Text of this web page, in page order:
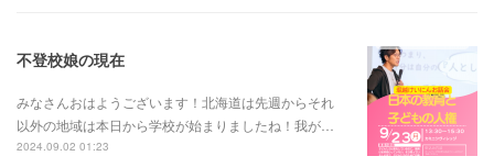
不登校娘の現在
みなさんおはようございます！北海道は先週からそれ
以外の地域は本日から学校が始まりましたね！我が…
2024.09.02 01:23